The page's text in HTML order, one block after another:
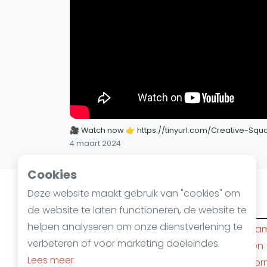
Cookies
Deze website maakt gebruik van "cookies" om
de website te laten functioneren, de website te
helpen analyseren om onze dienstverlening te
verbeteren of voor marketing doeleindes.
Lees meer
🎥 Watch now 👉 https://tinyurl.com/Creative-
4 maart 2024
Squashsteden
Amsterdam(10)
Den Haag (6) Nijmegen
's-Hertogenbosch